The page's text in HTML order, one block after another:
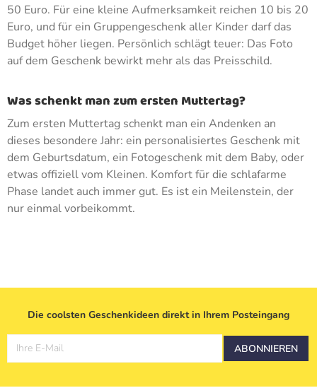
50 Euro. Für eine kleine Aufmerksamkeit reichen 10 bis 20
Euro, und für ein Gruppengeschenk aller Kinder darf das
Budget höher liegen. Persönlich schlägt teuer: Das Foto
auf dem Geschenk bewirkt mehr als das Preisschild.
Was schenkt man zum ersten Muttertag?
Zum ersten Muttertag schenkt man ein Andenken an
dieses besondere Jahr: ein personalisiertes Geschenk mit
dem Geburtsdatum, ein Fotogeschenk mit dem Baby, oder
etwas offiziell vom Kleinen. Komfort für die schlafarme
Phase landet auch immer gut. Es ist ein Meilenstein, der
nur einmal vorbeikommt.
Die coolsten Geschenkideen direkt in Ihrem Posteingang
Ihre E-Mail ABONNIEREN